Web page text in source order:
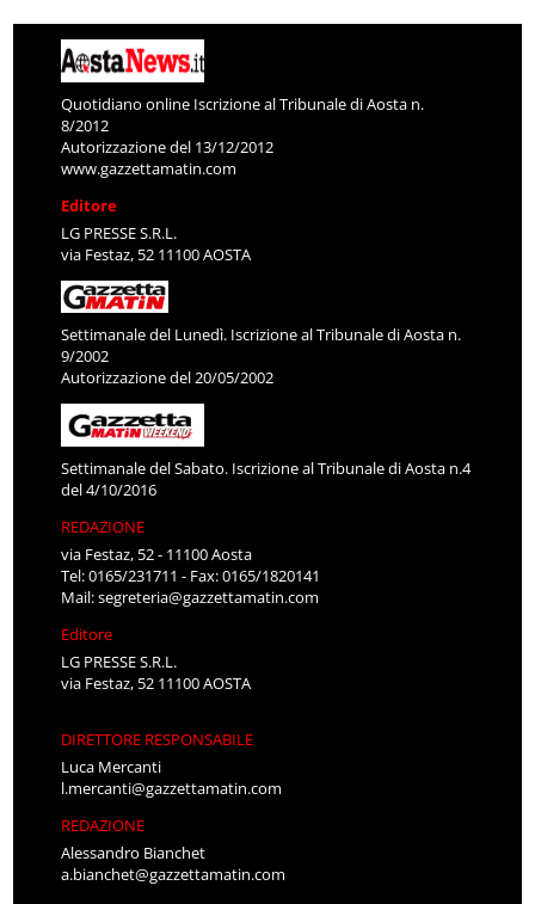
Quotidiano online Iscrizione al Tribunale di Aosta n.
8/2012
Autorizzazione del 13/12/2012
www.gazzettamatin.com
Editore
LG PRESSE S.R.L.
via Festaz, 52 11100 AOSTA
Settimanale del Lunedì. Iscrizione al Tribunale di Aosta n.
9/2002
Autorizzazione del 20/05/2002
Settimanale del Sabato. Iscrizione al Tribunale di Aosta n.4
del 4/10/2016
REDAZIONE
via Festaz, 52 - 11100 Aosta
Tel: 0165/231711 - Fax: 0165/1820141
Mail:segreteria@gazzettamatin.com
Editore
LG PRESSE S.R.L.
via Festaz, 52 11100 AOSTA
DIRETTORE RESPONSABILE
Luca Mercanti
l.mercanti@gazzettamatin.com
REDAZIONE
Alessandro Bianchet
a.bianchet@gazzettamatin.com